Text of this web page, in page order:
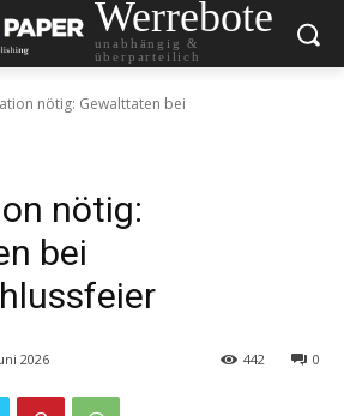
Werrebote
unabhängig &
überparteilich
nötig: Gewalttaten bei
nötig:
bei
2026 0
442